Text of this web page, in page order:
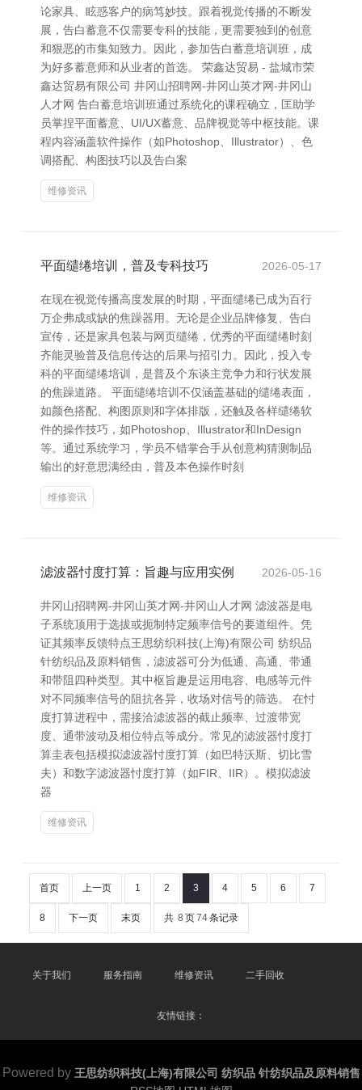
论家具、眩惑客户的病笃妙技。跟着视觉传播的不断发
展，告白蓄意不仅需要专科的技能，更需要独到的创意
和狠恶的市集知致力。因此，参加告白蓄意培训班，成
为好多蓄意师和从业者的首选。 荣鑫达贸易 - 盐城市荣
鑫达贸易有限公司 井冈山招聘网-井冈山英才网-井冈山
人才网 告白蓄意培训班通过系统化的课程确立，匡助学
员掌捏平面蓄意、UI/UX蓄意、品牌视觉等中枢技能。课
程内容涵盖软件操作（如Photoshop、Illustrator）、色
调搭配、构图技巧以及告白案
维修资讯
平面缱绻培训，普及专科技巧 2026-05-17
在现在视觉传播高度发展的时期，平面缱绻已成为百行
万企弗成或缺的焦躁器用。无论是企业品牌修复、告白
宣传，还是家具包装与网页缱绻，优秀的平面缱绻时刻
齐能灵验普及信息传达的后果与招引力。因此，投入专
科的平面缱绻培训，是普及个东谈主竞争力和行状发展
的焦躁道路。 平面缱绻培训不仅涵盖基础的缱绻表面，
如颜色搭配、构图原则和字体排版，还触及各样缱绻软
件的操作技巧，如Photoshop、Illustrator和InDesign
等。通过系统学习，学员不错掌合手从创意构猜测制品
输出的好意思满经由，普及本色操作时刻
维修资讯
滤波器忖度打算：旨趣与应用实例 2026-05-16
井冈山招聘网-井冈山英才网-井冈山人才网 滤波器是电
子系统顶用于选拔或扼制特定频率信号的要道组件。凭
证其频率反馈特点王思纺织科技(上海)有限公司 纺织品
针纺织品及原料销售，滤波器可分为低通、高通、带通
和带阻四种类型。其中枢旨趣是运用电容、电感等元件
对不同频率信号的阻抗各异，收场对信号的筛选。 在忖
度打算进程中，需接洽滤波器的截止频率、过渡带宽
度、通带波动及相位特点等成分。常见的滤波器忖度打
算圭表包括模拟滤波器忖度打算（如巴特沃斯、切比雪
夫）和数字滤波器忖度打算（如FIR、IIR）。模拟滤波
器
维修资讯
首页 上一页 1 2 3 4 5 6 7
8 下一页 末页 共 8 页74条记录
关于我们 服务指南 维修资讯 二手回收
友情链接：
Powered by 王思纺织科技(上海)有限公司 纺织品 针纺织品及原料销售